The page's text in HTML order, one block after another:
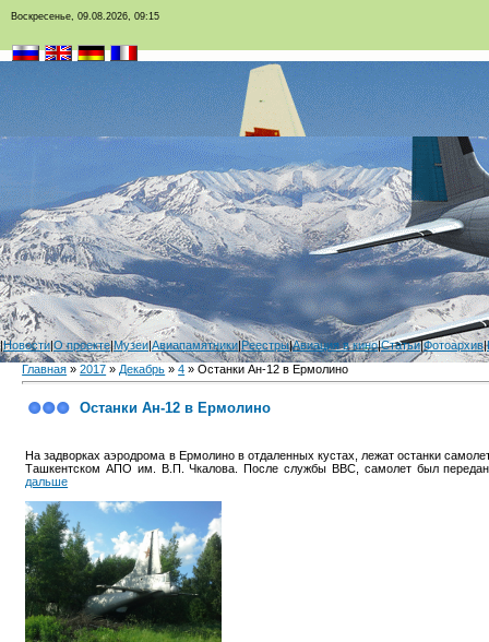
Воскресенье, 09.08.2026, 09:15
|Новости|О проекте|Музеи|Авиапамятники|Реестры|Авиация в кино|Статьи|Фотоархив|
Главная »2017 » Декабрь » 4 » Останки Ан-12 в Ермолино
Останки Ан-12 в Ермолино
На задворках аэродрома в Ермолино в отдаленных кустах, лежат останки
Ташкентском АПО им. В.П. Чкалова. После службы ВВС, самолет был
дальше